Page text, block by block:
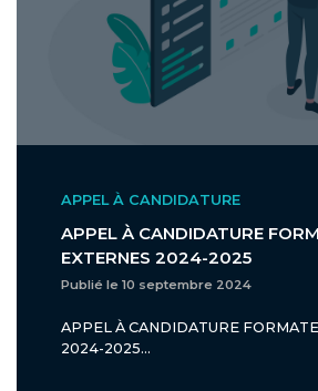
APPEL À CANDIDATURE
APPEL À CANDIDATURE
EXTERNES 2024-2025
Publié le 10 septembre 2024
APPEL À CANDIDATURE
2024-2025...